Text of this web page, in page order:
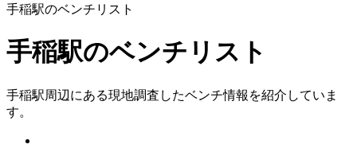
手稲駅のベンチリスト
手稲駅のベンチリスト
手稲駅周辺にある現地調査したベンチ情報を紹介していま
す。